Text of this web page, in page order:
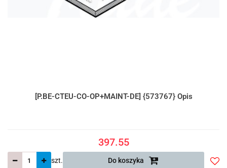
[P.BE-CTEU-CO-OP+MAINT-DE] {573767} Opis
397.55
szt. Do koszyka